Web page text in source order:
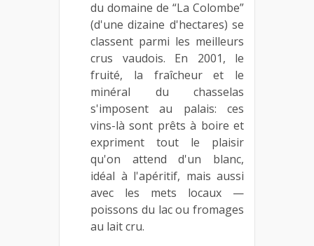
du domaine de “La Colombe”
(d'une dizaine d'hectares) se
classent parmi les meilleurs
crus vaudois. En 2001, le
fruité, la fraîcheur et le
minéral du chasselas
s'imposent au palais: ces
vins-là sont prêts à boire et
expriment tout le plaisir
qu'on attend d'un blanc,
idéal à l'apéritif, mais aussi
avec les mets locaux —
poissons du lac ou fromages
au lait cru.